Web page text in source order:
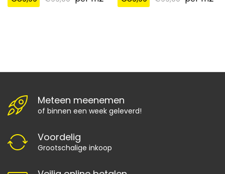
Meteen meenemen
of binnen een week geleverd!
Voordelig
Grootschalige inkoop